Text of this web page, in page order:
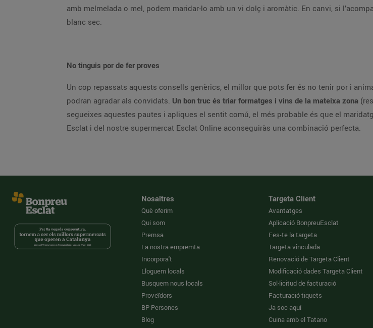
amb melmelada o mel, podem maridar-lo amb un vi dolç i aromàtic. En canvi, si
blanc sec.
No tinguis por de fer proves
Un cop repassats aquests consells genèrics, el millor que pots fer és no tenir por i
podran agradar als convidats. Un bon truc és triar formatges i vins de la mateixa zona
segueixes aquestes pautes i apliques el sentit comú, el més probable és que el
Esclat i del nostre supermercat Esclat Online aconseguiràs una combinació perfecta.
Nosaltres
Què oferim
Qui som
Premsa
La nostra empremta
Incorpora't
Lloguem locals
Busquem nous locals
Proveïdors
BP Persones
Blog
Targeta Client
Avantatges
Aplicació BonpreuEsclat
Fes-te la targeta
Targeta vinculada
Renovació de Targeta Client
Modificació dades Targeta Client
Sol·licitud de facturació
Facturació tiquets
Ja soc aquí
Cuina amb el Tatano